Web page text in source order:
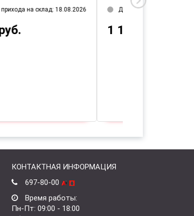
Дата прихода на склад: 18.08.2026
678 руб.
КОНТАКТНАЯ ИНФОРМАЦИЯ
697-80-00
Время работы:
Пн-Пт: 09:00 - 18:00